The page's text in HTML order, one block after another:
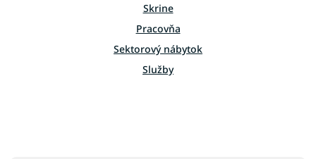
ý
p
i
s
u
Skrine
Pracovňa
Sektorový nábytok
Služby